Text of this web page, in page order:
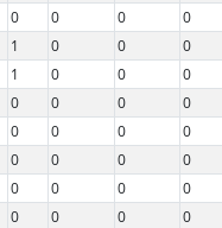
0 0 0
0
1 0 0
0
1 0 0
0
0 0 0
0
0 0 0
0
0 0 0
0
0 0 0
0
0 0 0
0